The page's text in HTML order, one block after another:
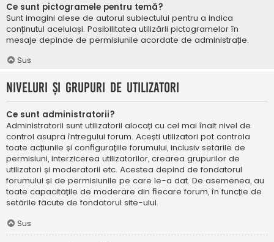
Ce sunt pictogramele pentru temă?
Sunt imagini alese de autorul subiectului pentru a indica
conținutul aceluiași. Posibilitatea utilizării pictogramelor în
mesaje depinde de permisiunile acordate de administrație.
Sus
Niveluri și grupuri de utilizatori
Ce sunt administratorii?
Administratorii sunt utilizatorii alocați cu cel mai înalt nivel de
control asupra întregului forum. Acești utilizatori pot controla
toate acțiunile și configurațiile forumului, inclusiv setările de
permisiuni, interzicerea utilizatorilor, crearea grupurilor de
utilizatori și moderatorii etc. Acestea depind de fondatorul
forumului și de permisiunile pe care le-a dat. De asemenea, au
toate capacitățile de moderare din fiecare forum, în funcție de
setările făcute de fondatorul site-ului.
Sus